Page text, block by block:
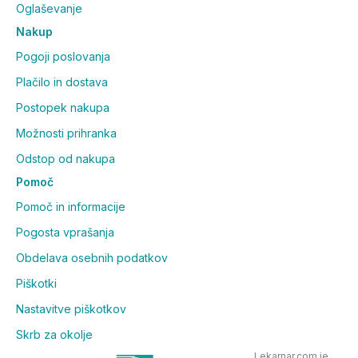
Proizvajalec:
LJUBLJANA
Oglaševanje
Nakup
Pogoji poslovanja
Plačilo in dostava
Postopek nakupa
Možnosti prihranka
Odstop od nakupa
Pomoč
Pomoč in informacije
Pogosta vprašanja
Obdelava osebnih podatkov
Piškotki
Nastavitve piškotkov
Skrb za okolje